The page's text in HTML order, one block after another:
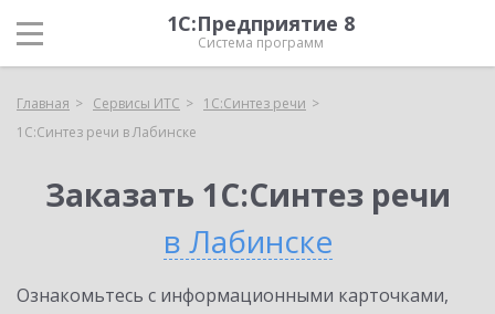
1С:Предприятие 8
Система программ
Главная Сервисы ИТС
1С:Синтез речи
1С:Синтез речи в Лабинске
Заказать 1С:Синтез речи
в Лабинске
Ознакомьтесь с информационными карточками,